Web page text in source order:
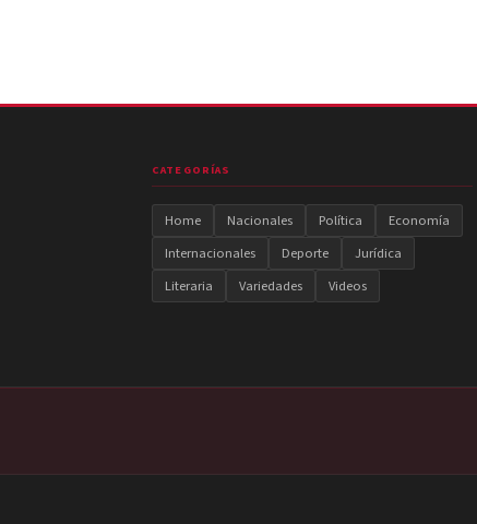
CATEGORÍAS
Home Nacionales Política
Economía
Internacionales
Deporte
Jurídica
Literaria
Variedades Videos